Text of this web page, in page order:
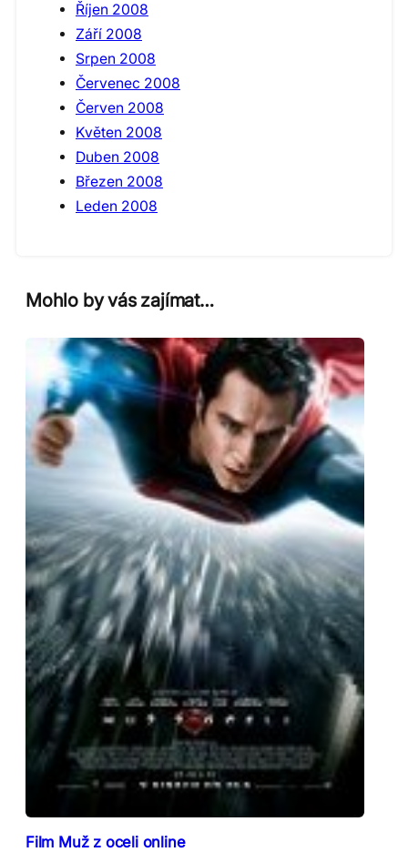
Říjen 2008
Září 2008
Srpen 2008
Červenec 2008
Červen 2008
Květen 2008
Duben 2008
Březen 2008
Leden 2008
Mohlo by vás zajímat…
Film Muž z oceli online